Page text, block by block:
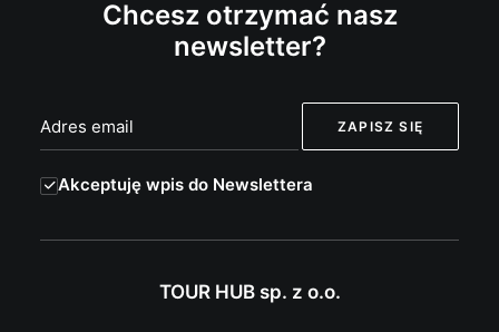
Chcesz otrzymać nasz
newsletter?
Akceptuję wpis do Newslettera
TOUR HUB sp. z o.o.